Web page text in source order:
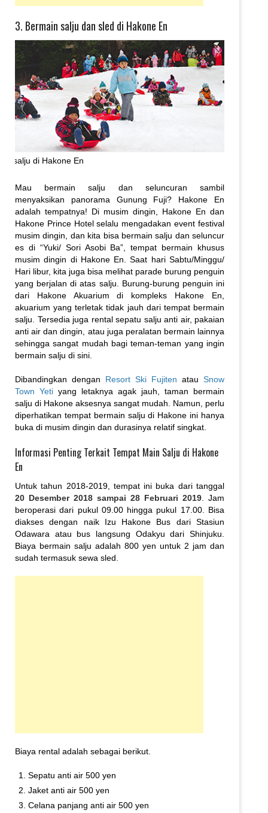
3. Bermain salju dan sled di Hakone En
salju di Hakone En
Mau bermain salju dan seluncuran sambil
menyaksikan panorama Gunung Fuji? Hakone En
adalah tempatnya! Di musim dingin, Hakone En dan
Hakone Prince Hotel selalu mengadakan event festival
musim dingin, dan kita bisa bermain salju dan seluncur
es di “Yuki/ Sori Asobi Ba”, tempat bermain khusus
musim dingin di Hakone En. Saat hari Sabtu/Minggu/
Hari libur, kita juga bisa melihat parade burung penguin
yang berjalan di atas salju. Burung-burung penguin ini
dari Hakone Akuarium di kompleks Hakone En,
akuarium yang terletak tidak jauh dari tempat bermain
salju. Tersedia juga rental sepatu salju anti air, pakaian
anti air dan dingin, atau juga peralatan bermain lainnya
sehingga sangat mudah bagi teman-teman yang ingin
bermain salju di sini.
Dibandingkan dengan Resort Ski Fujiten atau Snow
Town Yeti yang letaknya agak jauh, taman bermain
salju di Hakone aksesnya sangat mudah. Namun, perlu
diperhatikan tempat bermain salju di Hakone ini hanya
buka di musim dingin dan durasinya relatif singkat.
Informasi Penting Terkait Tempat Main Salju di Hakone
En
Untuk tahun 2018-2019, tempat ini buka dari tanggal
20 Desember 2018 sampai 28 Februari 2019. Jam
beroperasi dari pukul 09.00 hingga pukul 17.00. Bisa
diakses dengan naik Izu Hakone Bus dari Stasiun
Odawara atau bus langsung Odakyu dari Shinjuku.
Biaya bermain salju adalah 800 yen untuk 2 jam dan
sudah termasuk sewa sled.
Biaya rental adalah sebagai berikut.
Sepatu anti air 500 yen
Jaket anti air 500 yen
Celana panjang anti air 500 yen